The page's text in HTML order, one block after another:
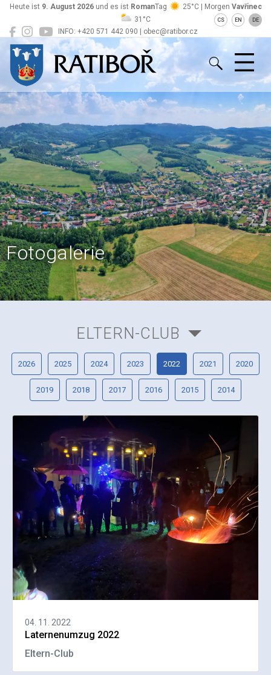
INFO: +420 571 442 090 | obec@ratibor.cz
Heute ist 9. August 2026und es ist RomanTag 25°C | Morgen Vavřinec
31°C
CS EN DE
Ratiboř
Fotogalerie
ELTERN-CLUB
2026 2025 2024 2023 2022 2021 2020
2019 2018 2017 2016 2015 2014
04. 11. 2022
Laternenumzug 2022
Eltern-Club